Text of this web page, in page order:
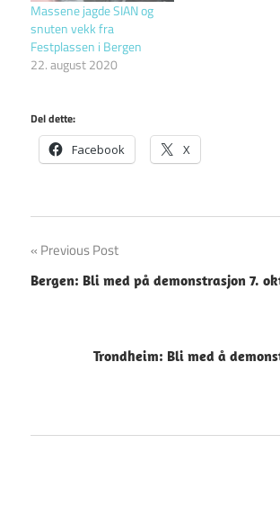
Massene jagde SIAN og
snuten vekk fra
Festplassen i Bergen
22. august 2020
Del dette:
Facebook X
Innleggsnavigasjon
Previous Post
Bergen: Bli med på demonstrasjon 7.
Trondheim: Bli med å